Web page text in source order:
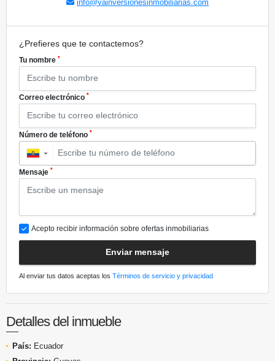
info@vainversionesinmobiliarias.com
¿Prefieres que te contactemos?
Tu nombre *
Correo electrónico *
Número de teléfono *
▼
Mensaje *
Acepto recibir información sobre ofertas inmobiliarias
Enviar mensaje
Al enviar tus datos aceptas los Términos de servicio y privacidad
Detalles del inmueble
País: Ecuador